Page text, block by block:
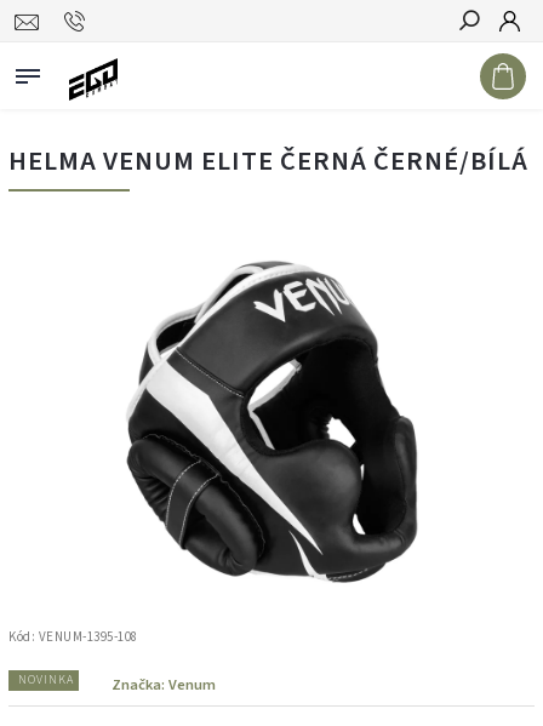
Hledat
HELMA VENUM ELITE ČERNÁ ČERNÉ/BÍLÁ
Kód: VENUM-1395-108
NOVINKA Značka: Venum